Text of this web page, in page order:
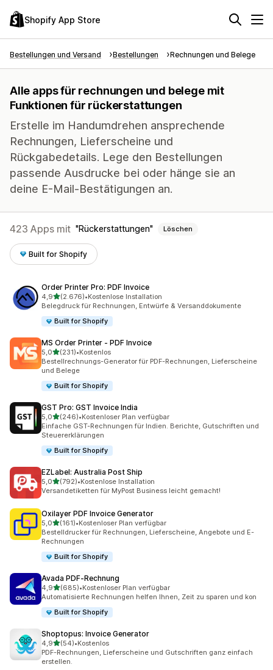
Shopify App Store
Bestellungen und Versand Bestellungen Rechnungen und Belege
Alle apps für rechnungen und belege mit
Funktionen für rückerstattungen
Erstelle im Handumdrehen ansprechende
Rechnungen, Lieferscheine und
Rückgabedetails. Lege den Bestellungen
passende Ausdrucke bei oder hänge sie an
deine E-Mail-Bestätigungen an.
423 Apps mit Rückerstattungen Löschen
Built for Shopify
Order Printer Pro: PDF Invoice
4,9von 5 Sternen
(2.676)
2676 Rezensionen insgesamt
•Kostenlose Installation
Belegdruck für Rechnungen, Entwürfe & Versanddokumente
Built for Shopify
MS Order Printer ‑ PDF Invoice
5,0von 5 Sternen
(231)
231 Rezensionen insgesamt
•Kostenlos
Bestellrechnungs-Generator für PDF-Rechnungen, Lieferscheine
und Belege
Built for Shopify
GST Pro: GST Invoice India
5,0von 5 Sternen
(246)
246 Rezensionen insgesamt
•Kostenloser Plan verfügbar
Einfache GST-Rechnungen für Indien. Berichte, Gutschriften und
Steuererklärungen
Built for Shopify
EZLabel: Australia Post Ship
5,0von 5 Sternen
(792)
792 Rezensionen insgesamt
•Kostenlose Installation
Versandetiketten für MyPost Business leicht gemacht!
Oxilayer PDF Invoice Generator
5,0von 5 Sternen
(161)
161 Rezensionen insgesamt
•Kostenloser Plan verfügbar
Bestelldrucker für Rechnungen, Lieferscheine, Angebote und E-
Rechnungen
Built for Shopify
Avada PDF‑Rechnung
4,9von 5 Sternen
(685)
685 Rezensionen insgesamt
•Kostenloser Plan verfügbar
Automatisierte Rechnungen helfen Ihnen, Zeit zu sparen und kon
Built for Shopify
Shoptopus: Invoice Generator
4,9von 5 Sternen
(54)
54 Rezensionen insgesamt
•Kostenlos
PDF-Rechnungen, Lieferscheine und Gutschriften ganz einfach
erstellen.